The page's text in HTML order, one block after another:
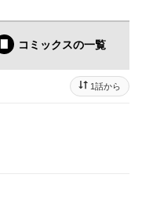
コミックスの一覧
1話から